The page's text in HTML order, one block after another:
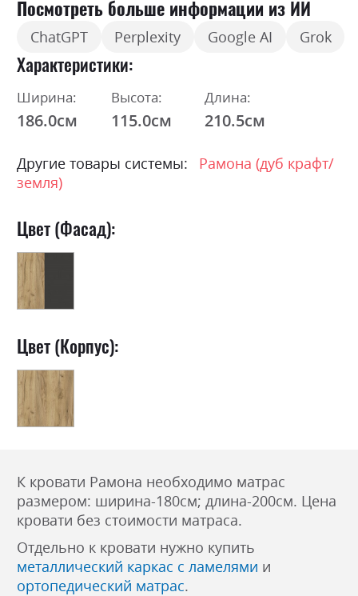
Посмотреть больше информации из ИИ
ChatGPT Perplexity Google AI Grok
Характеристики
Ширина:
186.0см
Высота:
115.0см
Длина:
210.5см
Другие товары системы:
Рамона (дуб крафт/
земля)
Цвет (Фасад):
Цвет (Корпус):
К кровати Рамона необходимо матрас
размером: ширина-180см; длина-200см. Цена
кровати без стоимости матраса.
Отдельно к кровати нужно купить
металлический каркас с ламелями и
ортопедический матрас.